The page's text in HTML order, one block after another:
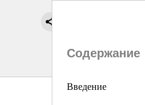
Содержание
Введение